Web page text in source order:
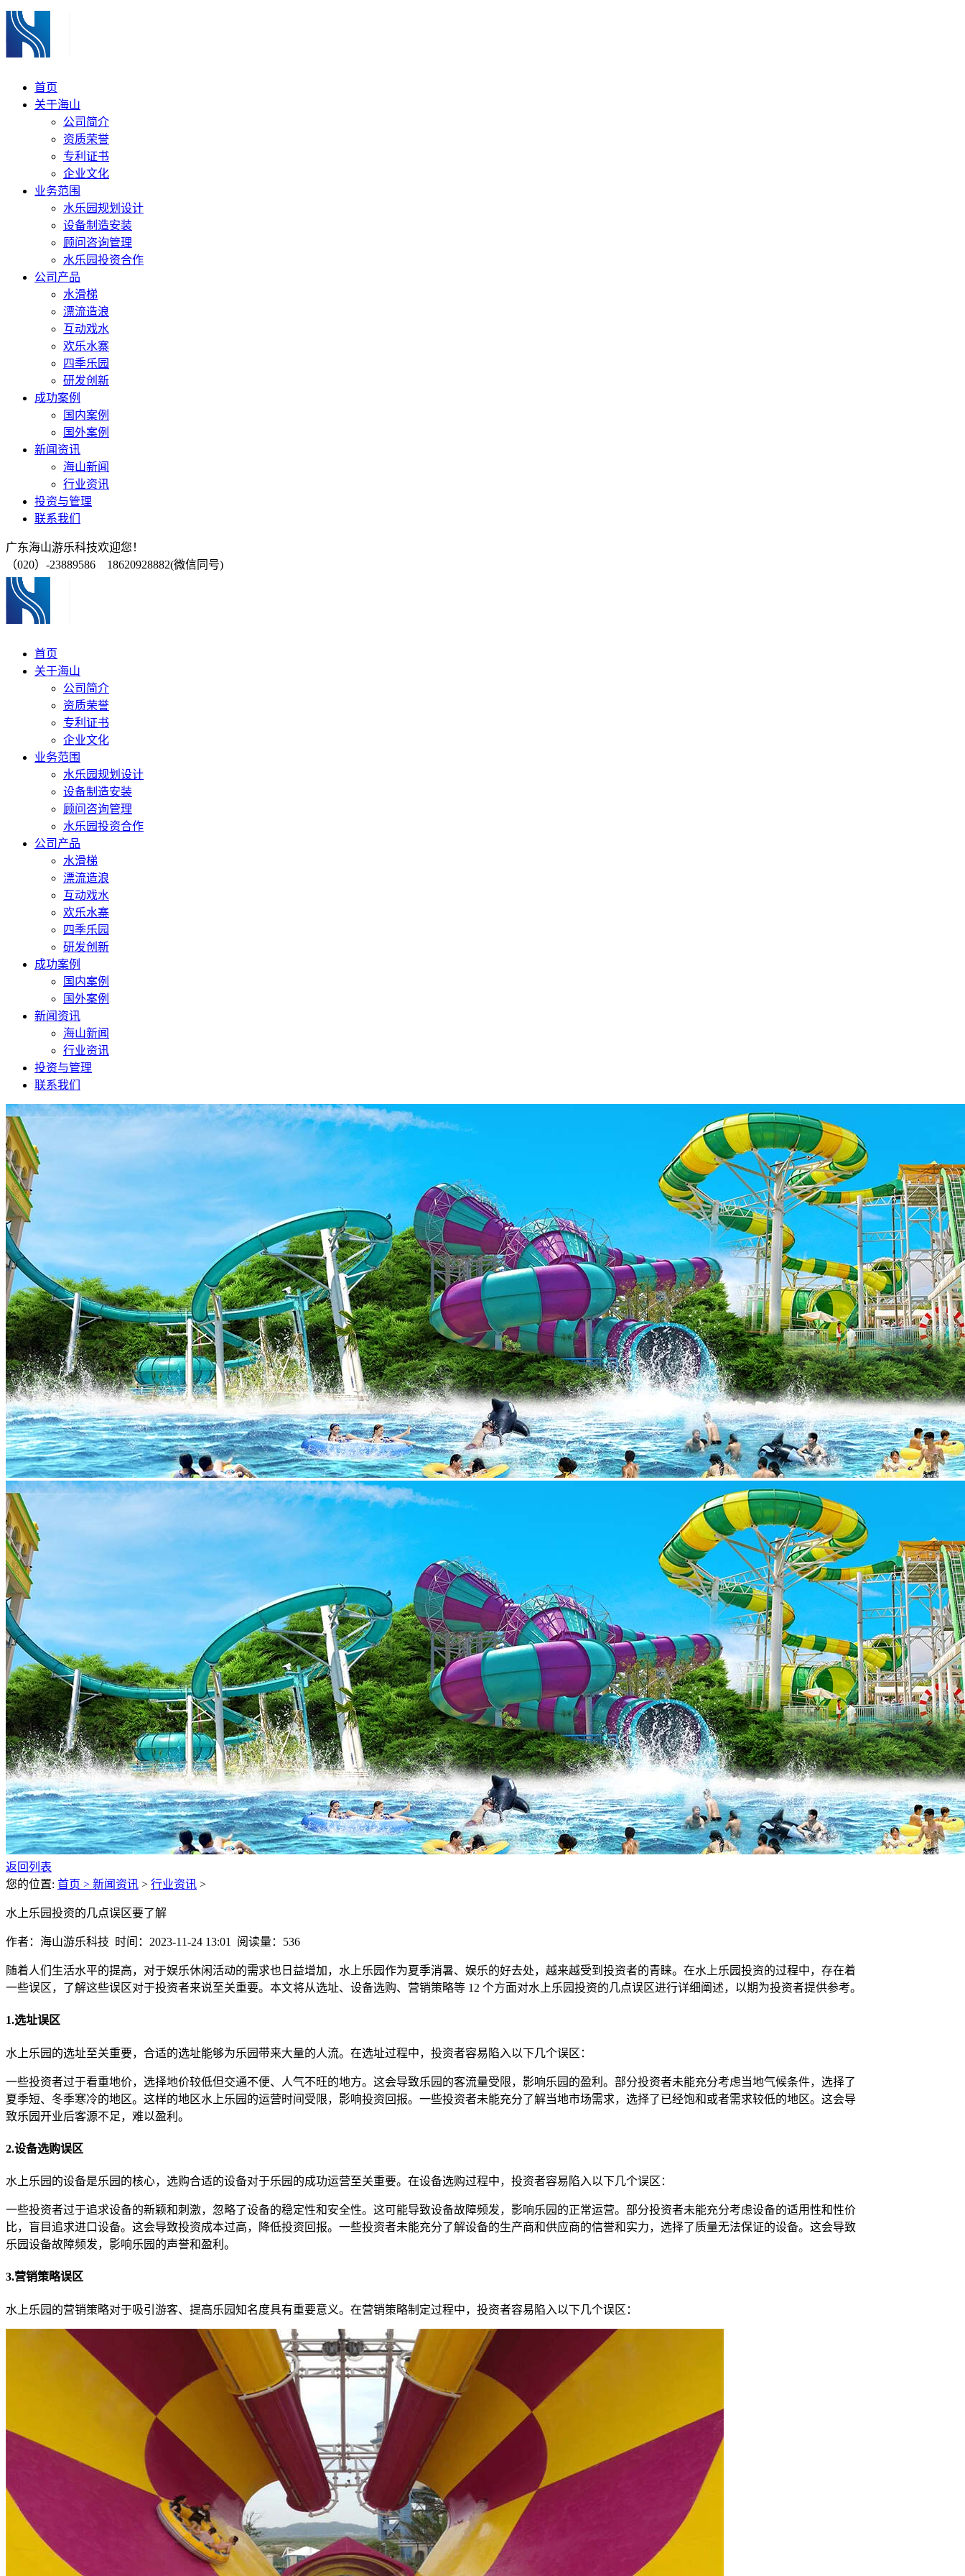
首页
关于海山
公司简介
资质荣誉
专利证书
企业文化
业务范围
水乐园规划设计
设备制造安装
顾问咨询管理
水乐园投资合作
公司产品
水滑梯
漂流造浪
互动戏水
欢乐水寨
四季乐园
研发创新
成功案例
国内案例
国外案例
新闻资讯
海山新闻
行业资讯
投资与管理
联系我们
广东海山游乐科技欢迎您！
（020）-23889586 18620928882(微信同号)
首页
关于海山
公司简介
资质荣誉
专利证书
企业文化
业务范围
水乐园规划设计
设备制造安装
顾问咨询管理
水乐园投资合作
公司产品
水滑梯
漂流造浪
互动戏水
欢乐水寨
四季乐园
研发创新
成功案例
国内案例
国外案例
新闻资讯
海山新闻
行业资讯
投资与管理
联系我们
返回列表
您的位置: 首页 > 新闻资讯 > 行业资讯 >
水上乐园投资的几点误区要了解
作者：海山游乐科技 时间：2023-11-24 13:01 阅读量：536
随着人们生活水平的提高，对于娱乐休闲活动的需求也日益增加，水上乐园作为夏季消暑、娱乐的好去处，越来越受到投资者的青睐。在水上乐园投资的过程中，存在着
一些误区，了解这些误区对于投资者来说至关重要。本文将从选址、设备选购、营销策略等 12 个方面对水上乐园投资的几点误区进行详细阐述，以期为投资者提供参考。
1.选址误区
水上乐园的选址至关重要，合适的选址能够为乐园带来大量的人流。在选址过程中，投资者容易陷入以下几个误区：
一些投资者过于看重地价，选择地价较低但交通不便、人气不旺的地方。这会导致乐园的客流量受限，影响乐园的盈利。部分投资者未能充分考虑当地气候条件，选择了
夏季短、冬季寒冷的地区。这样的地区水上乐园的运营时间受限，影响投资回报。一些投资者未能充分了解当地市场需求，选择了已经饱和或者需求较低的地区。这会导
致乐园开业后客源不足，难以盈利。
2.设备选购误区
水上乐园的设备是乐园的核心，选购合适的设备对于乐园的成功运营至关重要。在设备选购过程中，投资者容易陷入以下几个误区：
一些投资者过于追求设备的新颖和刺激，忽略了设备的稳定性和安全性。这可能导致设备故障频发，影响乐园的正常运营。部分投资者未能充分考虑设备的适用性和性价
比，盲目追求进口设备。这会导致投资成本过高，降低投资回报。一些投资者未能充分了解设备的生产商和供应商的信誉和实力，选择了质量无法保证的设备。这会导致
乐园设备故障频发，影响乐园的声誉和盈利。
3.营销策略误区
水上乐园的营销策略对于吸引游客、提高乐园知名度具有重要意义。在营销策略制定过程中，投资者容易陷入以下几个误区：